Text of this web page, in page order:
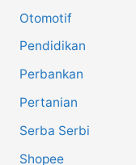
Otomotif
Pendidikan
Perbankan
Pertanian
Serba Serbi
Shopee